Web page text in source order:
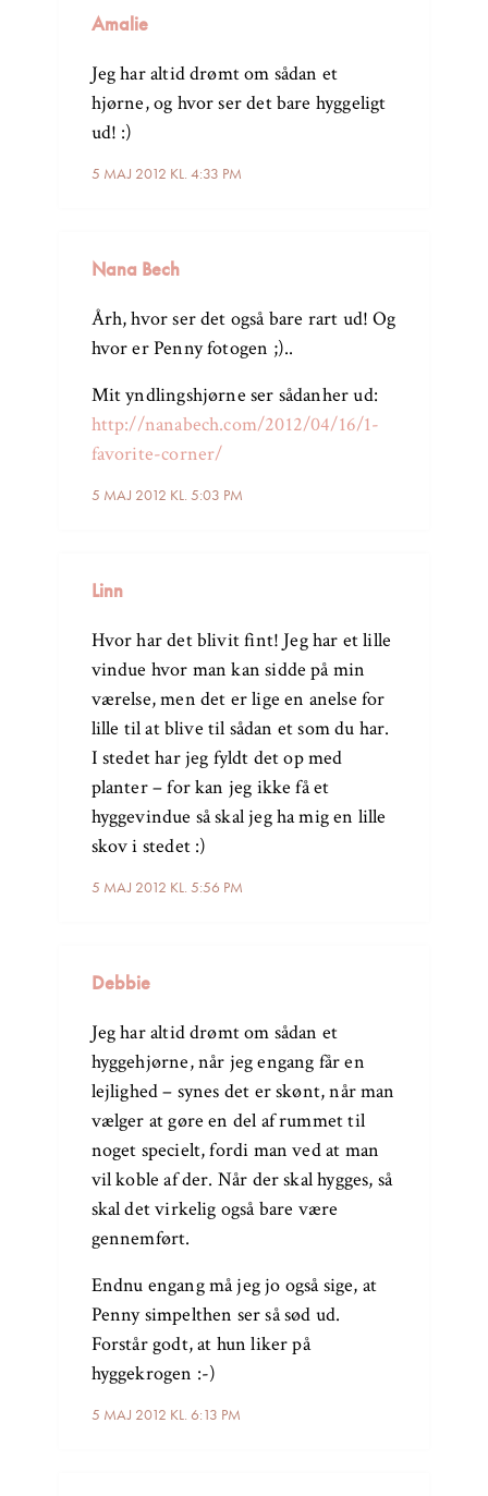
Amalie
5 MAJ 2012 KL. 4:33 PM
Jeg har altid drømt om sådan et
hjørne, og hvor ser det bare hyggeligt
ud! :)
Nana Bech
5 MAJ 2012 KL. 5:03 PM
Årh, hvor ser det også bare rart ud! Og
hvor er Penny fotogen ;)..
Mit yndlingshjørne ser sådanher ud:
http://nanabech.com/2012/04/16/1-
favorite-corner/
Linn
5 MAJ 2012 KL. 5:56 PM
Hvor har det blivit fint! Jeg har et lille
vindue hvor man kan sidde på min
værelse, men det er lige en anelse for
lille til at blive til sådan et som du har.
I stedet har jeg fyldt det op med
planter – for kan jeg ikke få et
hyggevindue så skal jeg ha mig en lille
skov i stedet :)
Debbie
5 MAJ 2012 KL. 6:13 PM
Jeg har altid drømt om sådan et
hyggehjørne, når jeg engang får en
lejlighed – synes det er skønt, når man
vælger at gøre en del af rummet til
noget specielt, fordi man ved at man
vil koble af der. Når der skal hygges, så
skal det virkelig også bare være
gennemført.
Endnu engang må jeg jo også sige, at
Penny simpelthen ser så sød ud.
Forstår godt, at hun liker på
hyggekrogen :-)